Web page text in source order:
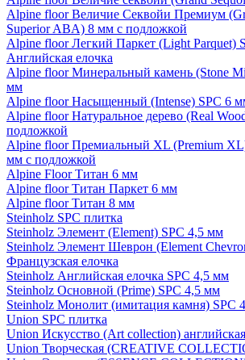
Alpine floor Величие Секвойи Премиум
Superior ABA) 8 мм с подложкой
Alpine floor Легкий Паркет (Light Parquet)
Английская елочка
Alpine floor Минеральный камень (Stone
мм
Alpine floor Насыщенный (Intense) SPC 6
Alpine floor Натуральное дерево (Real
подложкой
Alpine floor Премиальный XL (Premium
мм с подложкой
Alpine Floor Титан 6 мм
Alpine floor Титан Паркет 6 мм
Alpine floor Титан 8 мм
Steinholz SPC плитка
Steinholz Элемент (Element) SPC 4,5 мм
Steinholz Элемент Шеврон (Element
Французская елочка
Steinholz Английская елочка SPC 4,5 мм
Steinholz Основной (Prime) SPC 4,5 мм
Steinholz Монолит (имитация камня) SPC
Union SPC плитка
Union Искусство (Art collection)
Union Творческая (CREATIVE